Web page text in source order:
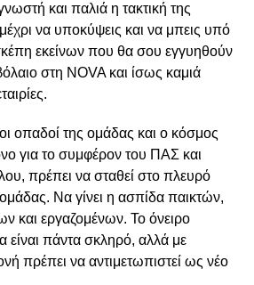
και παλιά η τακτική της
να υποκύψεις και να μπεις υπό
εκείνων που θα σου εγγυηθούν
στη NOVA και ίσως καμιά
οπαδοί της ομάδας και ο κόσμος
για το συμφέρον του ΠΑΣ και
πρέπει να σταθεί στο πλευρό
Να γίνει η ασπίδα παικτών,
και εργαζομένων. Το όνειρο
είναι πάντα σκληρό, αλλά με
πρέπει να αντιμετωπιστεί ως νέο